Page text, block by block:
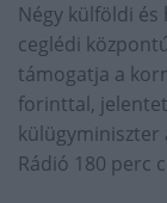
Négy külföldi
ceglédi
támogatja a
forinttal,
külügyminiszter
Rádió 180 perc